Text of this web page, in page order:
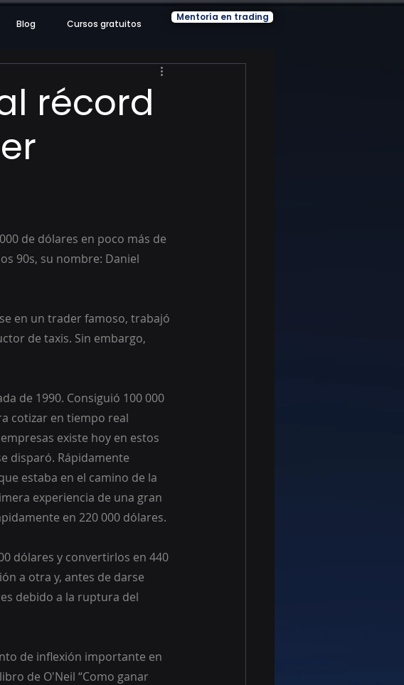
Blog Cursos gratuitos
Mentoría en trading
récord
de dólares en poco más de
90s, su nombre: Daniel
en un trader famoso, trabajó
de taxis. Sin embargo,
de 1990. Consiguió 100 000
cotizar en tiempo real
existe hoy en estos
disparó. Rápidamente
estaba en el camino de la
experiencia de una gran
en 220 000 dólares.
dólares y convertirlos en 440
a otra y, antes de darse
debido a la ruptura del
de inflexión importante en
de O'Neil “Como ganar